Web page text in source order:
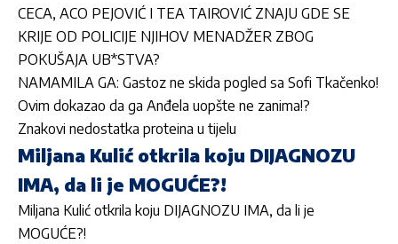
CECA, ACO PEJOVIĆ I TEA TAIROVIĆ ZNAJU GDE SE
KRIJE OD POLICIJE NJIHOV MENADŽER ZBOG
POKUŠAJA UB*STVA?
NAMAMILA GA: Gastoz ne skida pogled sa Sofi Tkačenko!
Ovim dokazao da ga Anđela uopšte ne zanima!?
Znakovi nedostatka proteina u tijelu
Miljana Kulić otkrila koju DIJAGNOZU
IMA, da li je MOGUĆE?!
Miljana Kulić otkrila koju DIJAGNOZU IMA, da li je
MOGUĆE?!